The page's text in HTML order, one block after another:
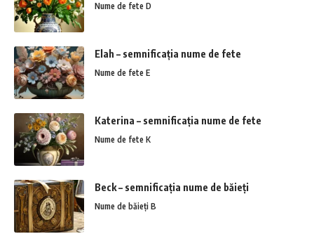
Nume de fete D
Elah – semnificația nume de fete
Nume de fete E
Katerina – semnificația nume de fete
Nume de fete K
Beck – semnificația nume de băieți
Nume de băieți B